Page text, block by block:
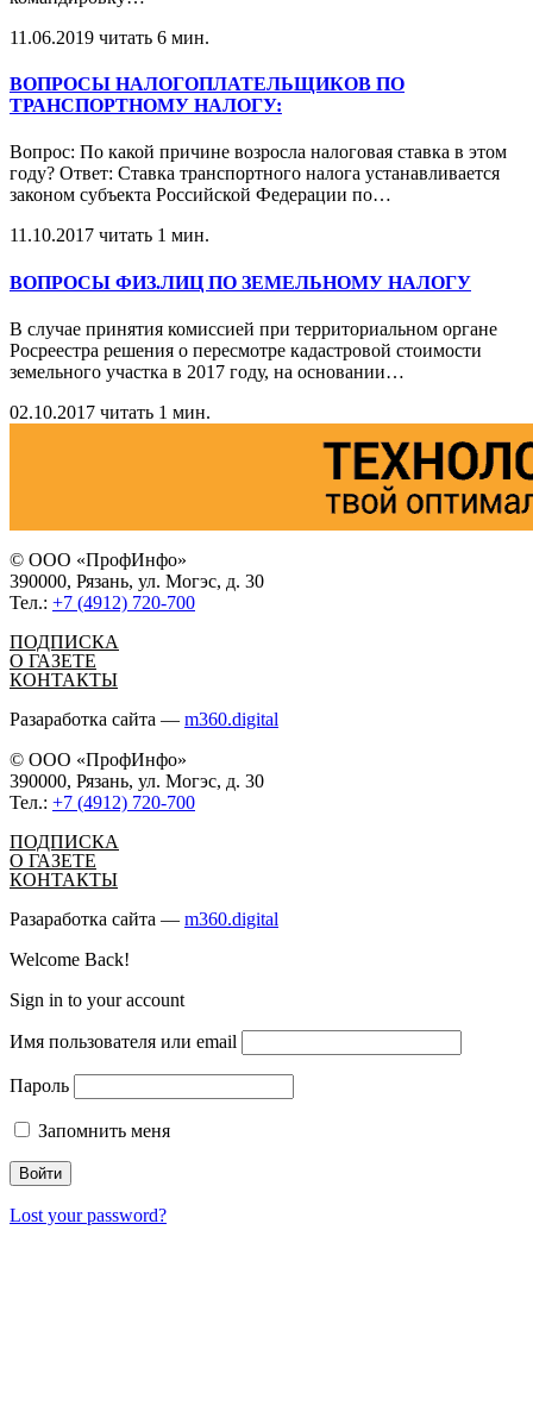
11.06.2019 читать 6 мин.
ВОПРОСЫ НАЛОГОПЛАТЕЛЬЩИКОВ ПО
ТРАНСПОРТНОМУ НАЛОГУ:
Вопрос: По какой причине возросла налоговая ставка в этом
году? Ответ: Ставка транспортного налога устанавливается
законом субъекта Российской Федерации по…
11.10.2017 читать 1 мин.
ВОПРОСЫ ФИЗ.ЛИЦ ПО ЗЕМЕЛЬНОМУ НАЛОГУ
В случае принятия комиссией при территориальном органе
Росреестра решения о пересмотре кадастровой стоимости
земельного участка в 2017 году, на основании…
02.10.2017 читать 1 мин.
© ООО «ПрофИнфо»
390000, Рязань, ул. Могэс, д. 30
Тел.: +7 (4912) 720-700
ПОДПИСКА
О ГАЗЕТЕ
КОНТАКТЫ
Разаработка сайта — m360.digital
© ООО «ПрофИнфо»
390000, Рязань, ул. Могэс, д. 30
Тел.: +7 (4912) 720-700
ПОДПИСКА
О ГАЗЕТЕ
КОНТАКТЫ
Разаработка сайта — m360.digital
Welcome Back!
Sign in to your account
Имя пользователя или email
Пароль
Запомнить меня
Lost your password?